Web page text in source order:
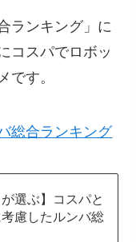
ランキング」に
コスパでロボッ
です。
総合ランキング
選ぶ】コスパと
慮したルンバ総